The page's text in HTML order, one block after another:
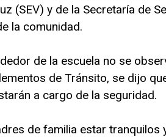
(SEV) y de la Secretaría de
la comunidad.
de la escuela no se
de Tránsito, se dijo
a cargo de la seguridad.
de familia estar tranquilos